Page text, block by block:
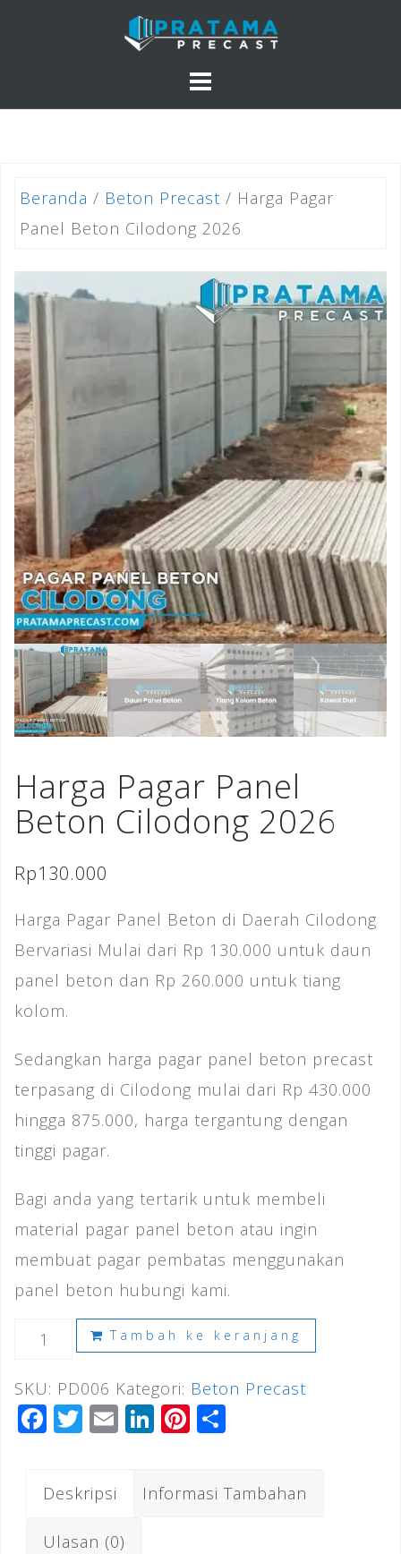
Beranda / Beton Precast / Harga Pagar
Panel Beton Cilodong 2026
Harga Pagar Panel
Beton Cilodong 2026
Rp130.000
Harga Pagar Panel Beton di Daerah Cilodong
Bervariasi Mulai dari Rp 130.000 untuk daun
panel beton dan Rp 260.000 untuk tiang
kolom.
Sedangkan harga pagar panel beton precast
terpasang di Cilodong mulai dari Rp 430.000
hingga 875.000, harga tergantung dengan
tinggi pagar.
Bagi anda yang tertarik untuk membeli
material pagar panel beton atau ingin
membuat pagar pembatas menggunakan
panel beton hubungi kami.
Kuantitas
Pagar
Panel
Cilodong
Tambah ke keranjang
SKU: PD006 Kategori: Beton Precast
F
e
b
T
e
r
E Li
e
Pi
r e
Deskripsi Informasi Tambahan
Ulasan (0)